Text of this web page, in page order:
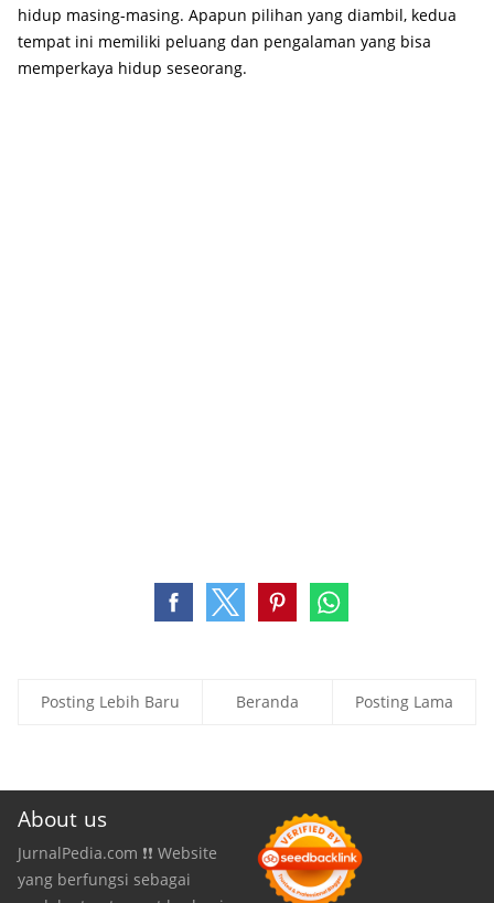
hidup masing-masing. Apapun pilihan yang diambil, kedua
tempat ini memiliki peluang dan pengalaman yang bisa
memperkaya hidup seseorang.
Posting Lebih Baru Posting Lama
Beranda
About us
JurnalPedia.com ❗❗ Website
yang berfungsi sebagai